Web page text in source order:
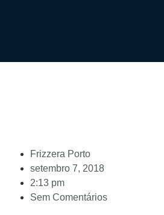
Frizzera Porto
setembro 7, 2018
2:13 pm
Sem Comentários